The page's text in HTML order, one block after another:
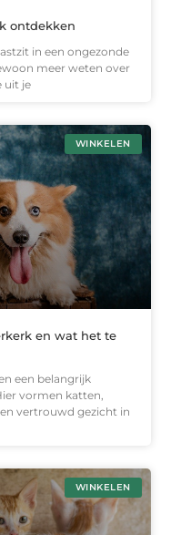
ontdekken
in een ongezonde
meer weten over
uit je
WINKELEN
en wat het te
een belangrijk
vormen katten,
vertrouwd gezicht in
WINKELEN